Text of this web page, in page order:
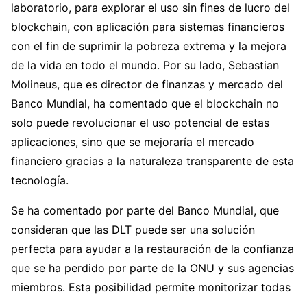
laboratorio, para explorar el uso sin fines de lucro del
blockchain, con aplicación para sistemas financieros
con el fin de suprimir la pobreza extrema y la mejora
de la vida en todo el mundo. Por su lado, Sebastian
Molineus, que es director de finanzas y mercado del
Banco Mundial, ha comentado que el blockchain no
solo puede revolucionar el uso potencial de estas
aplicaciones, sino que se mejoraría el mercado
financiero gracias a la naturaleza transparente de esta
tecnología.
Se ha comentado por parte del Banco Mundial, que
consideran que las DLT puede ser una solución
perfecta para ayudar a la restauración de la confianza
que se ha perdido por parte de la ONU y sus agencias
miembros. Esta posibilidad permite monitorizar todas